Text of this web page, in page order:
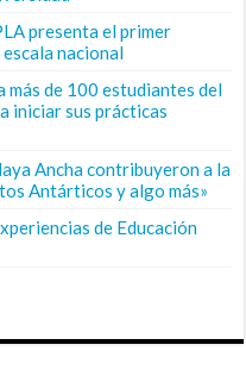
presenta el primer
nacional
más de 100 estudiantes del
iniciar sus prácticas
Ancha contribuyeron a la
Antárticos y algo más»
de Educación